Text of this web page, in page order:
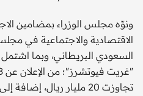
ونوّه مجلس الوزراء بمضامين
الاقتصادية والاجتماعية في
السعودي البريطاني، وبما اشتمل
تجاوزت 20 مليار ريال،